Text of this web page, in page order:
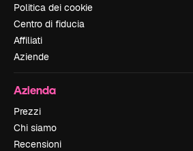
Politica dei cookie
Centro di fiducia
Affiliati
Aziende
Azienda
Prezzi
Chi siamo
Recensioni